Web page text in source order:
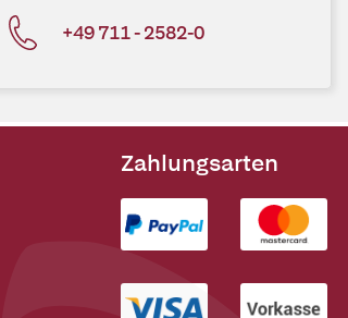
+49 711 - 2582-0
Zahlungsarten